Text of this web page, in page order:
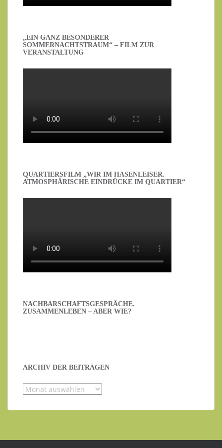
„EIN GANZ BESONDERER
SOMMERNACHTSTRAUM“ – FILM ZUR
VERANSTALTUNG
QUARTIERSFILM „WIR IM HASENLEISER.
ATMOSPHÄRISCHE EINDRÜCKE IM QUARTIER“
NACHBARSCHAFTSGESPRÄCHE.
ZUSAMMENLEBEN – ABER WIE?
ARCHIV DER BEITRÄGEN
Archiv
Beiträgen